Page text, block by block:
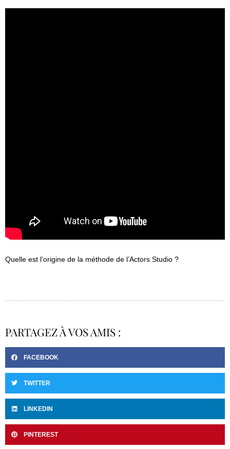
Quelle est l’origine de la méthode de l’Actors Studio ?
PARTAGEZ À VOS AMIS :
FACEBOOK
TWITTER
LINKEDIN
PINTEREST